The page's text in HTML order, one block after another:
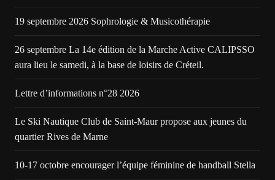
19 septembre 2026 Sophrologie & Musicothérapie
26 septembre La 14e édition de la Marche Active CALIPSSO
aura lieu le samedi, à la base de loisirs de Créteil.
Lettre d’informations n°28 2026
Le Ski Nautique Club de Saint-Maur propose aux jeunes du
quartier Rives de Marne
10-17 octobre encourager l’équipe féminine de handball Stella